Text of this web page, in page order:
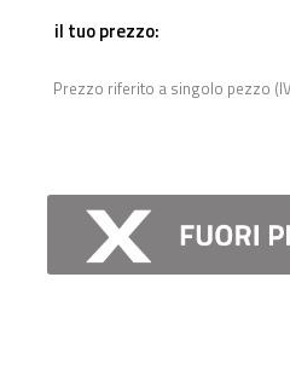
il tuo prezzo:
Prezzo riferito a singolo pezzo